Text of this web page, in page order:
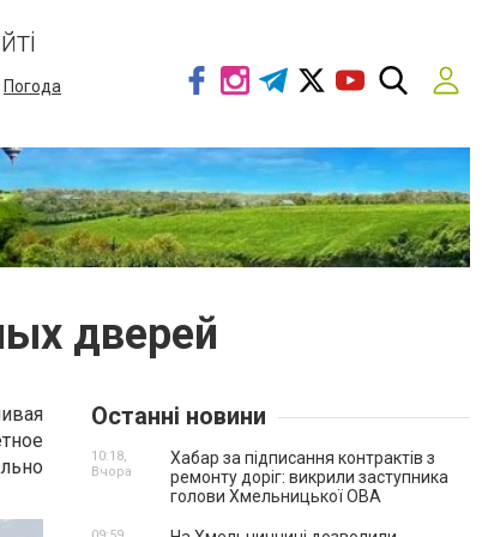
Погода
дверей
Останні новини
Хабар за підписання контрактів з
ремонту доріг: викрили заступника
голови Хмельницької ОВА
10:18,
Вчора